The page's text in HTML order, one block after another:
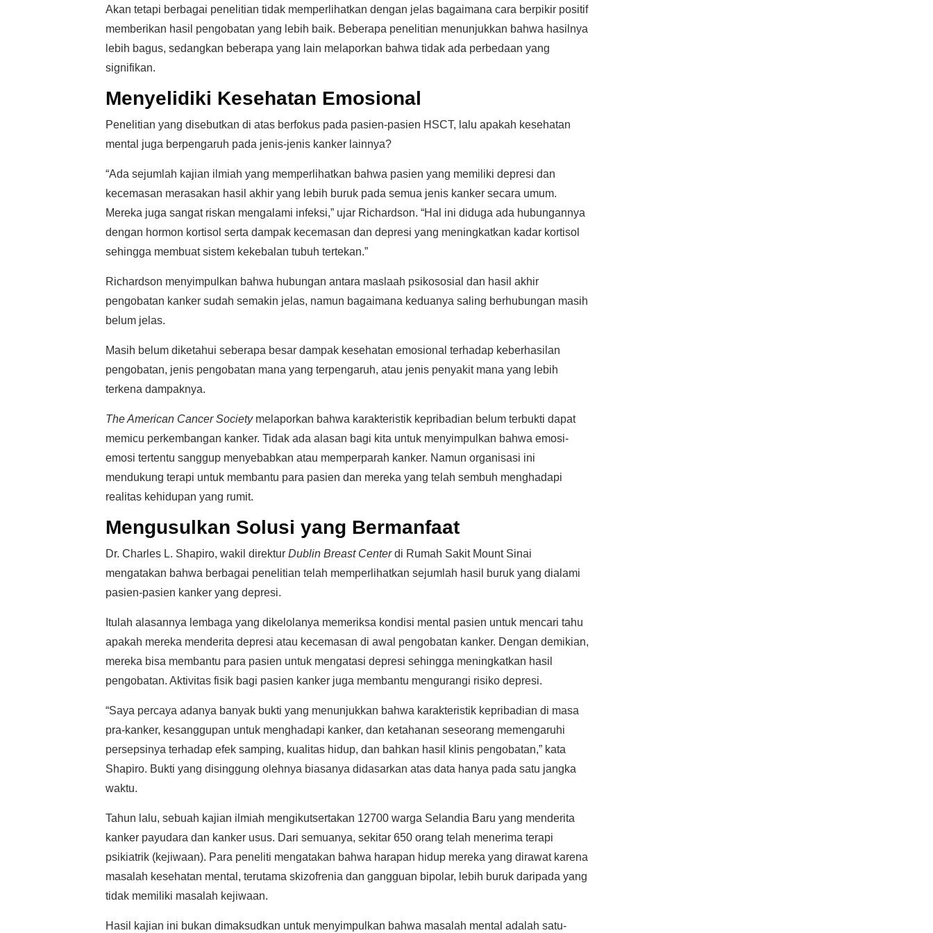
Akan tetapi berbagai penelitian tidak memperlihatkan dengan jelas bagaimana cara berpikir positif
memberikan hasil pengobatan yang lebih baik. Beberapa penelitian menunjukkan bahwa hasilnya
lebih bagus, sedangkan beberapa yang lain melaporkan bahwa tidak ada perbedaan yang
signifikan.
Menyelidiki Kesehatan Emosional
Penelitian yang disebutkan di atas berfokus pada pasien-pasien HSCT, lalu apakah kesehatan
mental juga berpengaruh pada jenis-jenis kanker lainnya?
“Ada sejumlah kajian ilmiah yang memperlihatkan bahwa pasien yang memiliki depresi dan
kecemasan merasakan hasil akhir yang lebih buruk pada semua jenis kanker secara umum.
Mereka juga sangat riskan mengalami infeksi,” ujar Richardson. “Hal ini diduga ada hubungannya
dengan hormon kortisol serta dampak kecemasan dan depresi yang meningkatkan kadar kortisol
sehingga membuat sistem kekebalan tubuh tertekan.”
Richardson menyimpulkan bahwa hubungan antara maslaah psikososial dan hasil akhir
pengobatan kanker sudah semakin jelas, namun bagaimana keduanya saling berhubungan masih
belum jelas.
Masih belum diketahui seberapa besar dampak kesehatan emosional terhadap keberhasilan
pengobatan, jenis pengobatan mana yang terpengaruh, atau jenis penyakit mana yang lebih
terkena dampaknya.
The American Cancer Societymelaporkan bahwa karakteristik kepribadian belum terbukti dapat
memicu perkembangan kanker. Tidak ada alasan bagi kita untuk menyimpulkan bahwa emosi-
emosi tertentu sanggup menyebabkan atau memperparah kanker. Namun organisasi ini
mendukung terapi untuk membantu para pasien dan mereka yang telah sembuh menghadapi
realitas kehidupan yang rumit.
Mengusulkan Solusi yang Bermanfaat
Dr. Charles L. Shapiro, wakil direktur Dublin Breast Centerdi Rumah Sakit Mount Sinai
mengatakan bahwa berbagai penelitian telah memperlihatkan sejumlah hasil buruk yang dialami
pasien-pasien kanker yang depresi.
Itulah alasannya lembaga yang dikelolanya memeriksa kondisi mental pasien untuk mencari tahu
apakah mereka menderita depresi atau kecemasan di awal pengobatan kanker. Dengan demikian,
mereka bisa membantu para pasien untuk mengatasi depresi sehingga meningkatkan hasil
pengobatan. Aktivitas fisik bagi pasien kanker juga membantu mengurangi risiko depresi.
“Saya percaya adanya banyak bukti yang menunjukkan bahwa karakteristik kepribadian di masa
pra-kanker, kesanggupan untuk menghadapi kanker, dan ketahanan seseorang memengaruhi
persepsinya terhadap efek samping, kualitas hidup, dan bahkan hasil klinis pengobatan,” kata
Shapiro. Bukti yang disinggung olehnya biasanya didasarkan atas data hanya pada satu jangka
waktu.
Tahun lalu, sebuah kajian ilmiah mengikutsertakan 12700 warga Selandia Baru yang menderita
kanker payudara dan kanker usus. Dari semuanya, sekitar 650 orang telah menerima terapi
psikiatrik (kejiwaan). Para peneliti mengatakan bahwa harapan hidup mereka yang dirawat karena
masalah kesehatan mental, terutama skizofrenia dan gangguan bipolar, lebih buruk daripada yang
tidak memiliki masalah kejiwaan.
Hasil kajian ini bukan dimaksudkan untuk menyimpulkan bahwa masalah mental adalah satu-